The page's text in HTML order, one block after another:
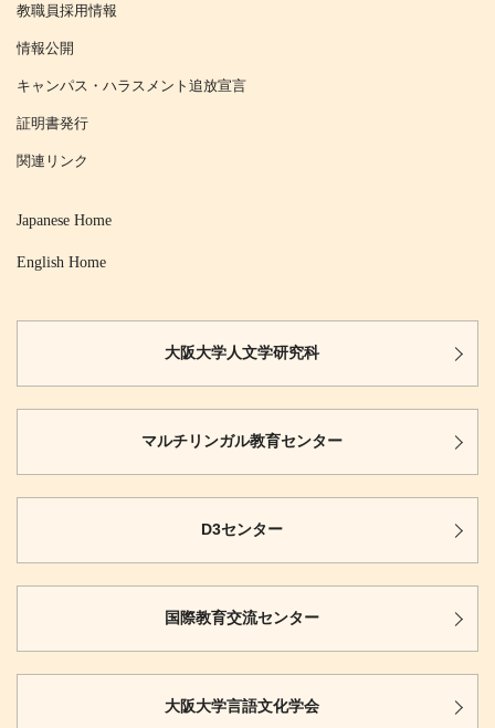
教職員採用情報
情報公開
キャンパス・ハラスメント追放宣言
証明書発行
関連リンク
Japanese Home
English Home
大阪大学 人文学研究科
マルチリンガル教育センター
D3センター
国際教育交流センター
大阪大学言語文化学会